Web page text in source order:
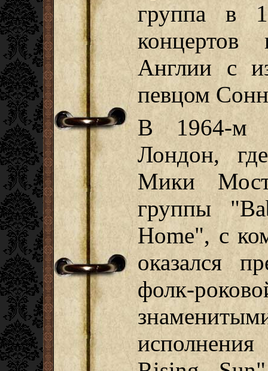
группа в
концертов
Англии с
певцом
В 1964-м
Лондон,
Мики
группы
Home", с
оказался
фолк-